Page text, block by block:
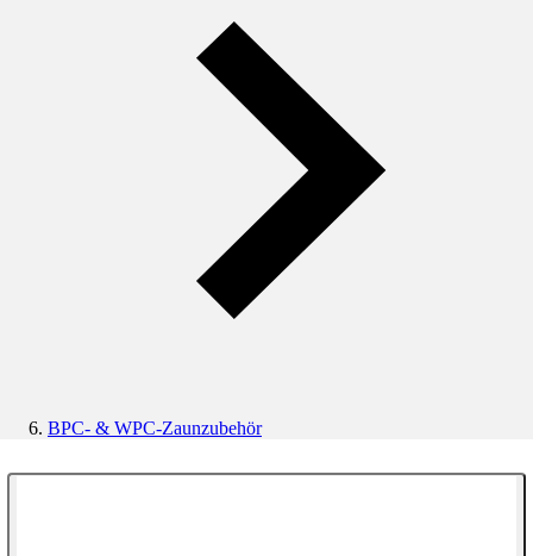
BPC- & WPC-Zaunzubehör